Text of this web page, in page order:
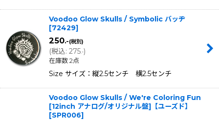
Voodoo Glow Skulls / Symbolic バッヂ
[72429]
250.-(税別)
(税込: 275.-)
在庫数 2点
Size サイズ：縦2.5センチ 横2.5センチ
Voodoo Glow Skulls / We're Coloring Fun
[12inch アナログ/オリジナル盤]【ユーズド】
[SPR006]